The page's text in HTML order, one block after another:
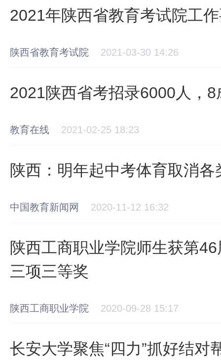
2021年陕西省教育考试院工
陕西省教育考试院 2021-03-30 14:26
2021陕西省考招录6000人，
教育在线 2021-02-25 18:23
陕西：明年起中考体育取消
中国教育新闻网 2020-11-12 16:32
陕西工商职业学院师生获第
三项三等奖
陕西工商职业学院 2020-09-28 15:17
长安大学聚焦“四力”抓好结对